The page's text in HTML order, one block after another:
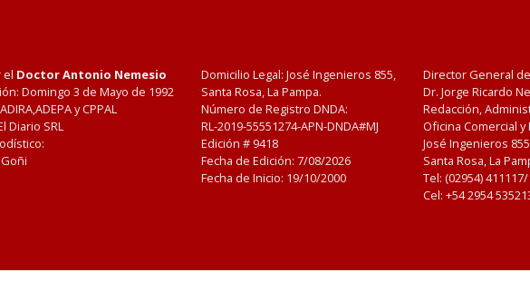
el Doctor Antonio Nemesio
Domingo 3 de Mayo de 1992
y CPPAL
Diario SRL
Domicilio Legal: José Ingenieros 855,
Santa Rosa, La Pampa.
Número de Registro DNDA:
RL-2019-55551274-APN-DNDA#MJ
Edición # 9418
Fecha de Edición: 7/08/2026
Fecha de Inicio: 19/10/2000
Director General
Dr. Jorge Ricardo
Redacción,
Oficina Comercial
José Ingenieros
Santa Rosa, La
Tel: (02954)
Cel: +54 2954